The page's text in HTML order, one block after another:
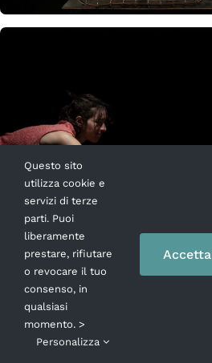
IL TEMPO DELLE
STELLE
Ridotto del Mercadante
20 > 30 marzo
Questo sito
utilizza cookie e
servizi di terze
parti. Puoi
liberamente
prestare, rifiutare
o revocare il tuo
consenso, in
qualsiasi
momento. >
Personalizza
Accetta